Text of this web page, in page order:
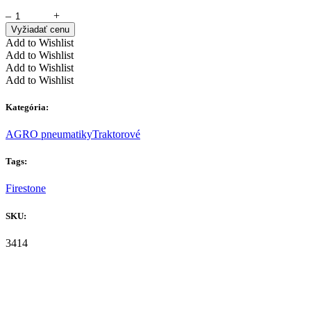
–
+
Vyžiadať cenu
Add to Wishlist
Add to Wishlist
Add to Wishlist
Add to Wishlist
Kategória:
AGRO pneumatikyTraktorové
Tags:
Firestone
SKU:
3414